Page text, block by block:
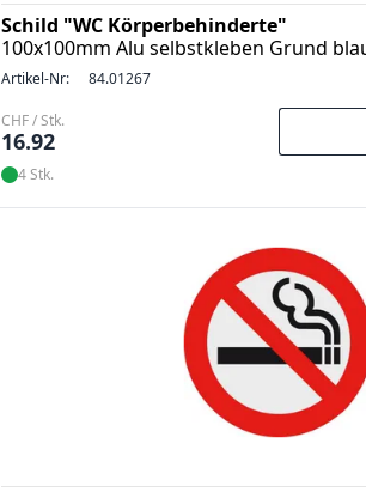
Schild "WC Körperbehinderte"
100x100mm Alu selbstkleben Grund
Artikel-Nr: 84.01267
CHF / Stk.
16.92
4 Stk.